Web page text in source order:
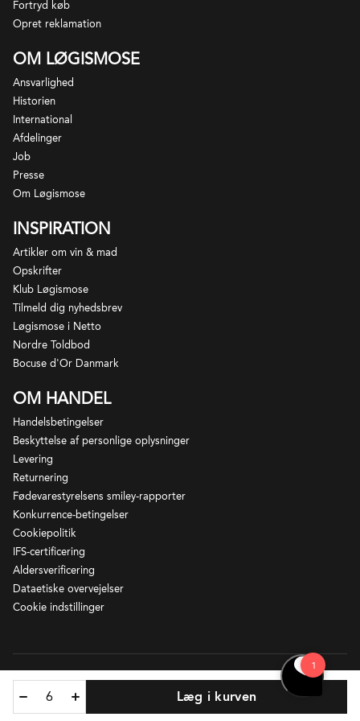
højre hånd Bruno Eynard.
Premier Grand Cru Classé i 1855, men nogle af
bl.a. Leoville-Las-Cases og Ducru-Beaucaillou. Vinene
betegnes som havende Margaux's elegance i
kombination med Pauillac's kraft og styrke. De
bedste er længelevende og som regel fadlagrede.
Læg i kurven
Fortryd køb
Opret reklamation
OM LØGISMOSE
Ansvarlighed
Historien
International
Afdelinger
Job
Presse
Om Løgismose
INSPIRATION
Artikler om vin & mad
Opskrifter
Klub Løgismose
Tilmeld dig nyhedsbrev
Løgismose i Netto
Nordre Toldbod
Bocuse d'Or Danmark
OM HANDEL
Handelsbetingelser
Beskyttelse af personlige oplysninger
Levering
Returnering
Fødevarestyrelsens smiley-rapporter
Konkurrence-betingelser
Cookiepolitik
IFS-certificering
Aldersverificering
Dataetiske overvejelser
Cookie indstillinger
Løgismose – Ny Vestergade 2 – 5672 Broby - CVR-nr 21924679.
Returnering af varer? Find den rigtige adresse
her.